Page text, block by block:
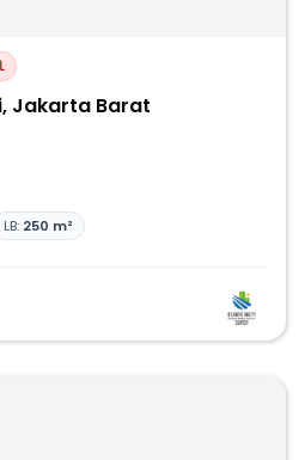
Jakarta Barat
LB: 250 m²